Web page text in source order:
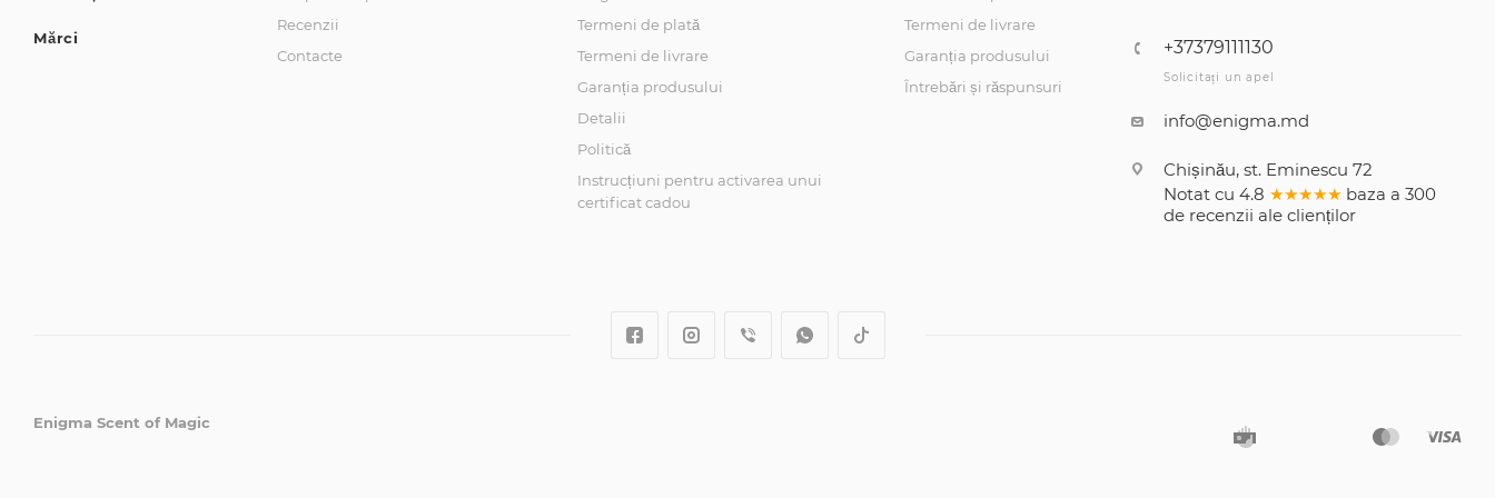
Mărci
Recenzii
Contacte
Termeni de plată
Termeni de livrare
Garanția produsului
Detalii
Politică
Instrucțiuni pentru activarea unui
certificat cadou
Termeni de livrare
Garanția produsului
Întrebări și răspunsuri
+37379111130
Solicitați un apel
info@enigma.md
Chișinău, st. Eminescu 72
Notat cu 4.8 ★★★★★ baza a 300
de recenzii ale clienților
Enigma Scent of Magic